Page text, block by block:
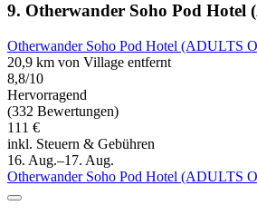
9. Otherwander Soho Pod Hotel
Otherwander Soho Pod Hotel (ADULTS
20,9 km von Village entfernt
8,8/10
Hervorragend
(332 Bewertungen)
111 €
inkl. Steuern & Gebühren
16. Aug.–17. Aug.
Otherwander Soho Pod Hotel (ADULTS